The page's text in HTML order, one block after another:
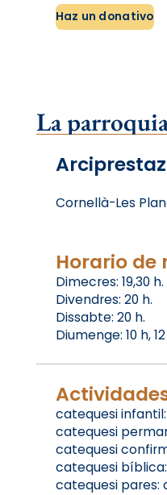
Haz un donativo
La
Cornellà-Les
Horario de
Dimecres: 19,30 h.
Divendres: 20 h.
Dissabte: 20 h.
Diumenge: 10 h,
catequesi
catequesi
catequesi
catequesi bíblica:
catequesi pares: